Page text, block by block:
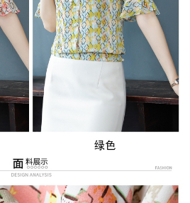
用他人資訊註冊。若發現惡意使用之情形，
止該用戶之使用額度並採取法律行動。
以上)免運費
查看運費